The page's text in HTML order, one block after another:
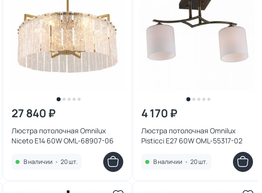
27 840 ₽
Люстра потолочная Omnilux
Niceto E14 60W OML-68907-06
В наличии • 20 шт.
4 170 ₽
Люстра потолочная Omnilux
Pisticci E27 60W OML-55317-02
В наличии • 20 шт.